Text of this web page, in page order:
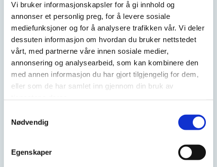
Vi bruker informasjonskapsler for å gi innhold og
annonser et personlig preg, for å levere sosiale
mediefunksjoner og for å analysere trafikken vår. Vi deler
dessuten informasjon om hvordan du bruker nettstedet
vårt, med partnerne våre innen sosiale medier,
annonsering og analysearbeid, som kan kombinere den
med annen informasjon du har gjort tilgjengelig for dem,
eller som de har samlet inn gjennom din bruk av
Nødvendig
Egenskaper
Termoplast for parkeringsanlegg
For striper og symboler som trenger ekstra
slitestyrke, bruker vi termoplast. Dette materialet
påføres i en tykkelse på 3 mm og varer i 5–8 år.
Oppmerkingen utføres med ThermoLazer Promelt
eller manuelt med håndskope.
Prefabrikkerte symboler, tall og tekst smeltes fast på